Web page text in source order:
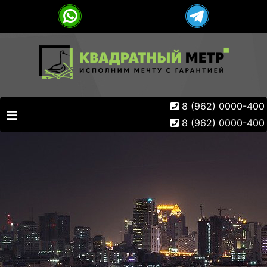
8 (962) 0000-400
8 (962) 0000-400